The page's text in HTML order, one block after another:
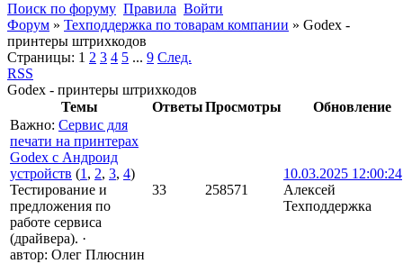
Поиск по форуму Правила Войти
Форум » Техподдержка по товарам компании » Godex -
принтеры штрихкодов
Страницы: 1 2 3 4 5 ... 9 След.
RSS
Godex - принтеры штрихкодов
Темы
ОтветыПросмотры
Обновление
Важно: Сервис для
печати на принтерах
Godex c Андроид
устройств (1 , 2, 3, 4)
Тестирование и
предложения по
работе сервиса
(драйвера). ·
автор: Олег Плюснин
33 258571
10.03.2025 12:00:24
Алексей
Техподдержка